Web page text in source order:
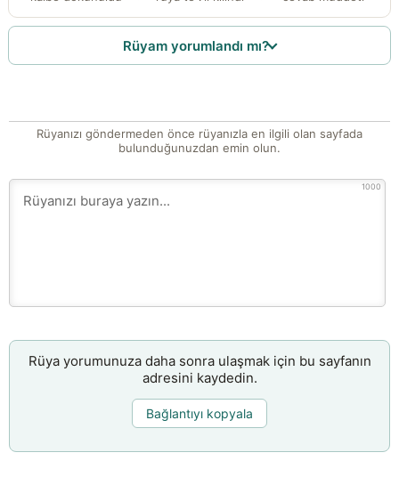
Rüyam yorumlandı mı?
Rüyanızı göndermeden önce rüyanızla en ilgili olan sayfada
bulunduğunuzdan emin olun.
1000
Rüya yorumunuza daha sonra ulaşmak için bu sayfanın
adresini kaydedin.
Bağlantıyı kopyala